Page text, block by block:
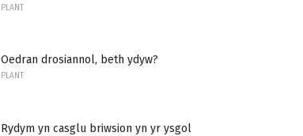
PLANT
Oedran drosiannol, beth ydyw?
PLANT
Rydym yn casglu briwsion yn yr ysgol